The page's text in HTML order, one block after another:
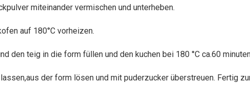
miteinander vermischen und unterheben.
auf 180°C vorheizen.
den teig in die form füllen und den kuchen bei 180 °C ca.60
der form lösen und mit puderzucker überstreuen. Fertig